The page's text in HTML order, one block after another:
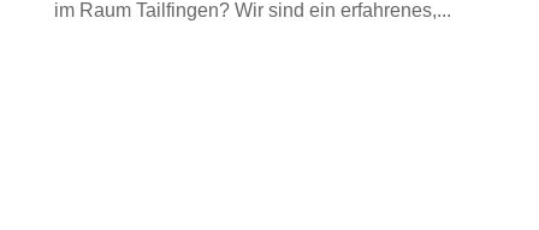
im Raum Tailfingen? Wir sind ein erfahrenes,...